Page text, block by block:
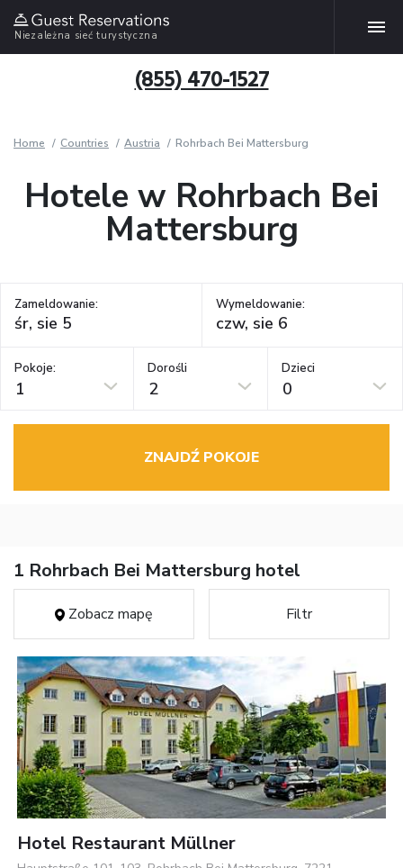
Niezależna sieć turystyczna
(855) 470-1527
Home Countries Austria Rohrbach Bei Mattersburg
Hotele w Rohrbach Bei
Mattersburg
Zameldowanie: Wymeldowanie:
Pokoje:
1
Dorośli
2
Dzieci
0
ZNAJDŹ POKOJE
1 Rohrbach Bei Mattersburg hotel
Zobacz mapę Filtr
Hotel Restaurant Müllner